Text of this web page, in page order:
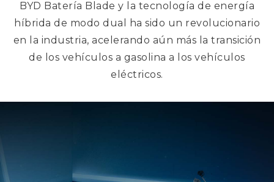
BYD Batería Blade y la tecnología de energía
híbrida de modo dual ha sido un revolucionario
en la industria, acelerando aún más la transición
de los vehículos a gasolina a los vehículos
eléctricos.